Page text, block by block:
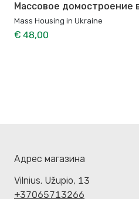
Массовое домостроение
Mass Housing in Ukraine
€ 48,00
Адрес магазина
Vilnius. Užupio, 13
+37065713266